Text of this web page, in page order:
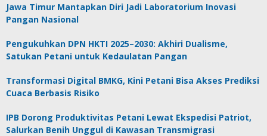
Jawa Timur Mantapkan Diri Jadi Laboratorium Inovasi
Pangan Nasional
Pengukuhkan DPN HKTI 2025–2030: Akhiri Dualisme,
Satukan Petani untuk Kedaulatan Pangan
Transformasi Digital BMKG, Kini Petani Bisa Akses Prediksi
Cuaca Berbasis Risiko
IPB Dorong Produktivitas Petani Lewat Ekspedisi Patriot,
Salurkan Benih Unggul di Kawasan Transmigrasi